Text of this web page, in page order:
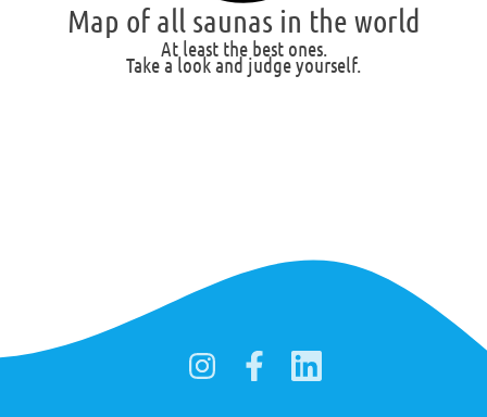
Map of all saunas in the world
At least the best ones.
Take a look and judge yourself.